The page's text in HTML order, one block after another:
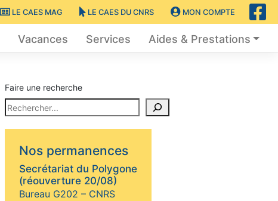
LE CAES MAG LE CAES DU CNRS MON COMPTE
Vacances Services Aides & Prestations
Faire une recherche
Nos permanences
Secrétariat du Polygone
(réouverture 20/08)
Bureau G202 – CNRS